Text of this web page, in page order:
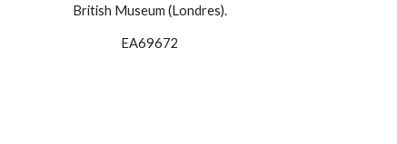
British Museum (Londres).
EA69672